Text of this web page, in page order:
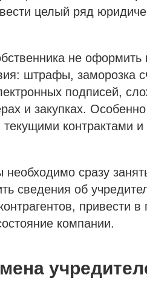
целый ряд
не оформить
штрафы, заморозка
подписей,
и закупках.
контрактами и
сразу
сведения об
привести в
компании.